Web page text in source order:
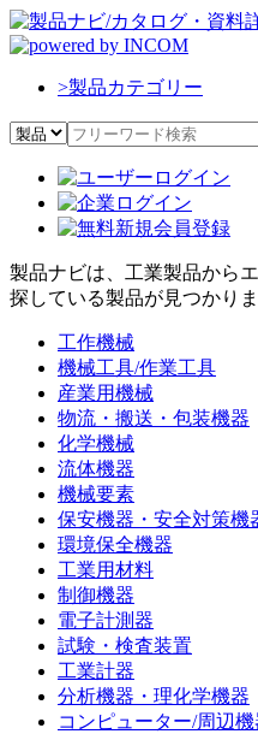
>製品カテゴリー
製品ナビは、工業製品から
探している製品が見つかり
工作機械
機械工具/作業工具
産業用機械
物流・搬送・包装機器
化学機械
流体機器
機械要素
保安機器・安全対策機
環境保全機器
工業用材料
制御機器
電子計測器
試験・検査装置
工業計器
分析機器・理化学機器
コンピューター/周辺機